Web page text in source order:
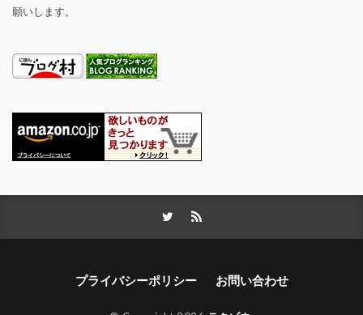
願いします。
プライバシーポリシー お問い合わせ